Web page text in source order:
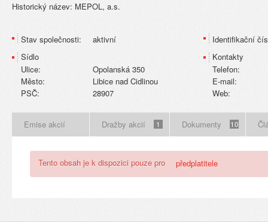
Historický název: MEPOL, a.s.
Stav společnosti:
aktivní
Sídlo
Ulice:
Opolanská 350
Město:
Libice nad Cidlinou
PSČ:
28907
Identifikační
Kontakty
Telefon:
E-mail:
Web:
Emise akcií Dražby akcií 1 Dokumenty 10
Tento obsah je k dispozici pouze pro předplatitele